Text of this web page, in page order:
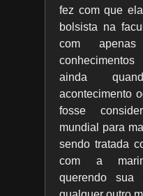
fez com que
bolsista na
com
ainda
acontecimento
fosse
mundial para
sendo tratada
com a
querendo